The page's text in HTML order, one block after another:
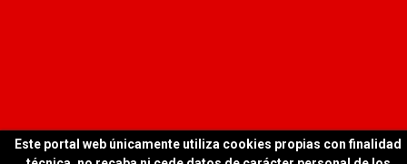
Este portal web únicamente utiliza cookies propias con finalidad